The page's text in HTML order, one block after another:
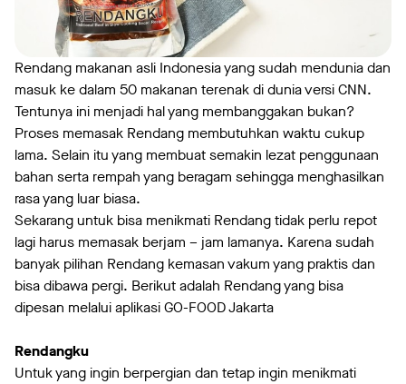
Rendang makanan asli Indonesia yang sudah mendunia dan
masuk ke dalam 50 makanan terenak di dunia versi CNN.
Tentunya ini menjadi hal yang membanggakan bukan?
Proses memasak Rendang membutuhkan waktu cukup
lama. Selain itu yang membuat semakin lezat penggunaan
bahan serta rempah yang beragam sehingga menghasilkan
rasa yang luar biasa.
Sekarang untuk bisa menikmati Rendang tidak perlu repot
lagi harus memasak berjam – jam lamanya. Karena sudah
banyak pilihan Rendang kemasan vakum yang praktis dan
bisa dibawa pergi. Berikut adalah Rendang yang bisa
dipesan melalui aplikasi GO-FOOD Jakarta
Rendangku
Untuk yang ingin berpergian dan tetap ingin menikmati